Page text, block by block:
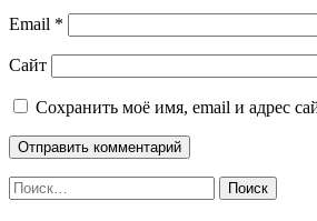
Email *
Сайт
Сохранить моё имя, email и адрес
Найти: